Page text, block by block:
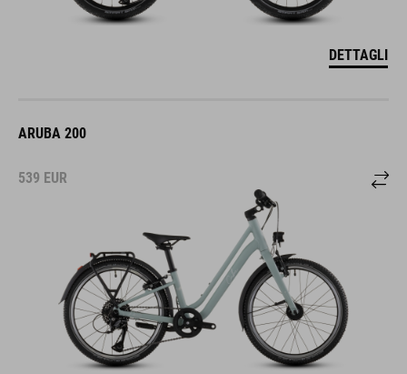
DETTAGLI
ARUBA 200
539 EUR